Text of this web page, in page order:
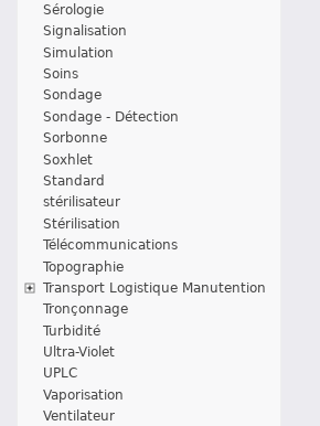
Sérologie
Signalisation
Simulation
Soins
Sondage
Sondage - Détection
Sorbonne
Soxhlet
Standard
stérilisateur
Stérilisation
Télécommunications
Topographie
Transport Logistique Manutention
Tronçonnage
Turbidité
Ultra-Violet
UPLC
Vaporisation
Ventilateur